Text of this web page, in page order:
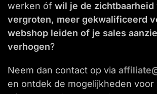
werken óf wil je de zichtbaarheid
vergroten, meer gekwalificeerd
webshop leiden of je sales
verhogen?
Neem dan contact op via
en ontdek de mogelijkheden voor